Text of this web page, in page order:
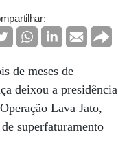
de meses de
deixou a presidência
Lava Jato,
superfaturamento